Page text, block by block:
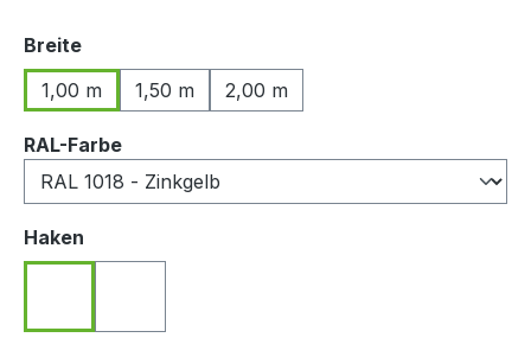
Breiteauswählen
1,00 m
1,50 m 2,00 m
RAL-Farbeauswählen
Haken